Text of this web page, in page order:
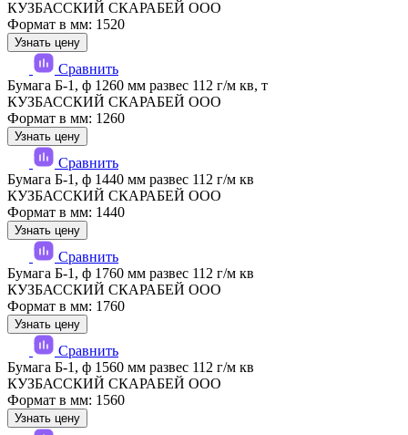
КУЗБАССКИЙ СКАРАБЕЙ ООО
Формат в мм: 1520
Узнать цену
Сравнить
Бумага Б-1, ф 1260 мм развес 112 г/м кв, т
КУЗБАССКИЙ СКАРАБЕЙ ООО
Формат в мм: 1260
Узнать цену
Сравнить
Бумага Б-1, ф 1440 мм развес 112 г/м кв
КУЗБАССКИЙ СКАРАБЕЙ ООО
Формат в мм: 1440
Узнать цену
Сравнить
Бумага Б-1, ф 1760 мм развес 112 г/м кв
КУЗБАССКИЙ СКАРАБЕЙ ООО
Формат в мм: 1760
Узнать цену
Сравнить
Бумага Б-1, ф 1560 мм развес 112 г/м кв
КУЗБАССКИЙ СКАРАБЕЙ ООО
Формат в мм: 1560
Узнать цену